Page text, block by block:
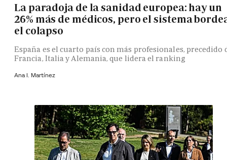
La paradoja de la sanidad europea: hay un
26% más de médicos, pero el sistema
el colapso
España es el cuarto país con más profesionales, precedido
Francia, Italia y Alemania, que lidera el ranking
Ana I. Martínez